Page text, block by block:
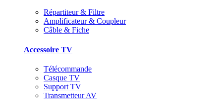
Répartiteur & Filtre
Amplificateur & Coupleur
Câble & Fiche
Accessoire TV
Télécommande
Casque TV
Support TV
Transmetteur AV